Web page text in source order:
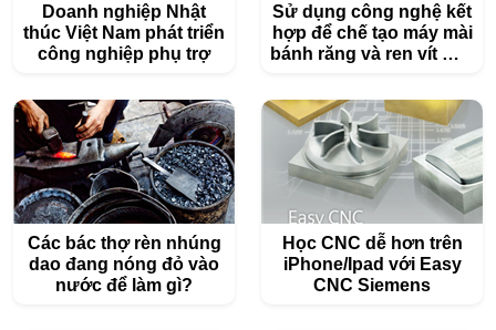
Doanh nghiệp Nhật
thúc Việt Nam phát triển
công nghiệp phụ trợ
Sử dụng công nghệ kết
hợp để chế tạo máy mài
bánh răng và ren vít mới
Các bác thợ rèn nhúng
dao đang nóng đỏ vào
nước để làm gì?
Học CNC dễ hơn trên
iPhone/Ipad với Easy
CNC Siemens